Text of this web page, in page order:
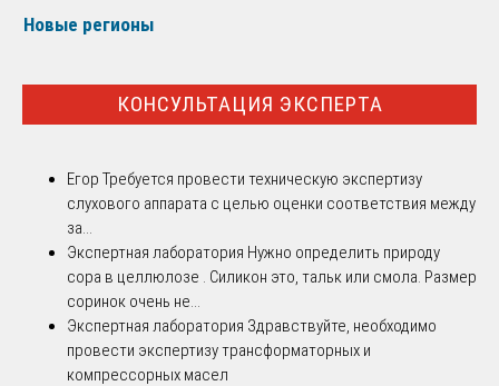
Новые регионы
КОНСУЛЬТАЦИЯ ЭКСПЕРТА
Егор Требуется провести техническую экспертизу
слухового аппарата с целью оценки соответствия между
за...
Экспертная лаборатория Нужно определить природу
сора в целлюлозе . Силикон это, тальк или смола. Размер
соринок очень не...
Экспертная лаборатория Здравствуйте, необходимо
провести экспертизу трансформаторных и
компрессорных масел